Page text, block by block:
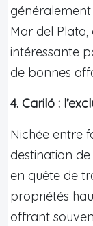
Mar del
intéressante
de bonnes
4. Cariló :
Nichée entre
destination
en quête de
propriétés
offrant